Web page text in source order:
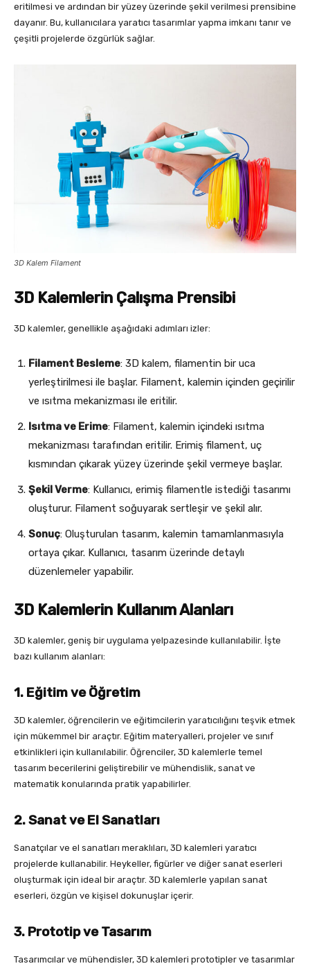
eritilmesi ve ardından bir yüzey üzerinde şekil verilmesi prensibine
dayanır. Bu, kullanıcılara yaratıcı tasarımlar yapma imkanı tanır ve
çeşitli projelerde özgürlük sağlar.
3D Kalem Filament
3D Kalemlerin Çalışma Prensibi
3D kalemler, genellikle aşağıdaki adımları izler:
Filament Besleme: 3D kalem, filamentin bir uca
yerleştirilmesi ile başlar. Filament, kalemin içinden geçirilir
ve ısıtma mekanizması ile eritilir.
Isıtma ve Erime: Filament, kalemin içindeki ısıtma
mekanizması tarafından eritilir. Erimiş filament, uç
kısmından çıkarak yüzey üzerinde şekil vermeye başlar.
Şekil Verme: Kullanıcı, erimiş filamentle istediği tasarımı
oluşturur. Filament soğuyarak sertleşir ve şekil alır.
Sonuç: Oluşturulan tasarım, kalemin tamamlanmasıyla
ortaya çıkar. Kullanıcı, tasarım üzerinde detaylı
düzenlemeler yapabilir.
3D Kalemlerin Kullanım Alanları
3D kalemler, geniş bir uygulama yelpazesinde kullanılabilir. İşte
bazı kullanım alanları:
1. Eğitim ve Öğretim
3D kalemler, öğrencilerin ve eğitimcilerin yaratıcılığını teşvik etmek
için mükemmel bir araçtır. Eğitim materyalleri, projeler ve sınıf
etkinlikleri için kullanılabilir. Öğrenciler, 3D kalemlerle temel
tasarım becerilerini geliştirebilir ve mühendislik, sanat ve
matematik konularında pratik yapabilirler.
2. Sanat ve El Sanatları
Sanatçılar ve el sanatları meraklıları, 3D kalemleri yaratıcı
projelerde kullanabilir. Heykeller, figürler ve diğer sanat eserleri
oluşturmak için ideal bir araçtır. 3D kalemlerle yapılan sanat
eserleri, özgün ve kişisel dokunuşlar içerir.
3. Prototip ve Tasarım
Tasarımcılar ve mühendisler, 3D kalemleri prototipler ve tasarımlar